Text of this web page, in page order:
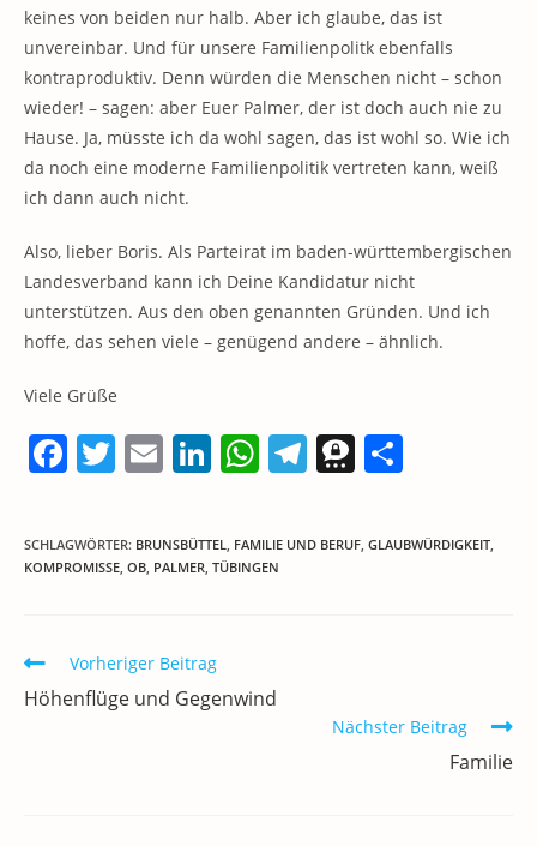
keines von beiden nur halb. Aber ich glaube, das ist
unvereinbar. Und für unsere Familienpolitk ebenfalls
kontraproduktiv. Denn würden die Menschen nicht – schon
wieder! – sagen: aber Euer Palmer, der ist doch auch nie zu
Hause. Ja, müsste ich da wohl sagen, das ist wohl so. Wie ich
da noch eine moderne Familienpolitik vertreten kann, weiß
ich dann auch nicht.
Also, lieber Boris. Als Parteirat im baden-württembergischen
Landesverband kann ich Deine Kandidatur nicht
unterstützen. Aus den oben genannten Gründen. Und ich
hoffe, das sehen viele – genügend andere – ähnlich.
Viele Grüße
F
c
e
o
o
k
T
itt
er
E
ai
l
Li
k
e
W
at
s
p
T
e
T
re
e
le
SCHLAGWÖRTER: BRUNSBÜTTEL, FAMILIE UND BERUF, GLAUBWÜRDIGKEIT,
KOMPROMISSE, OB, PALMER, TÜBINGEN
Weitere
Artikel
ansehen
Vorheriger Beitrag
Höhenflüge und Gegenwind
Nächster Beitrag
Familie